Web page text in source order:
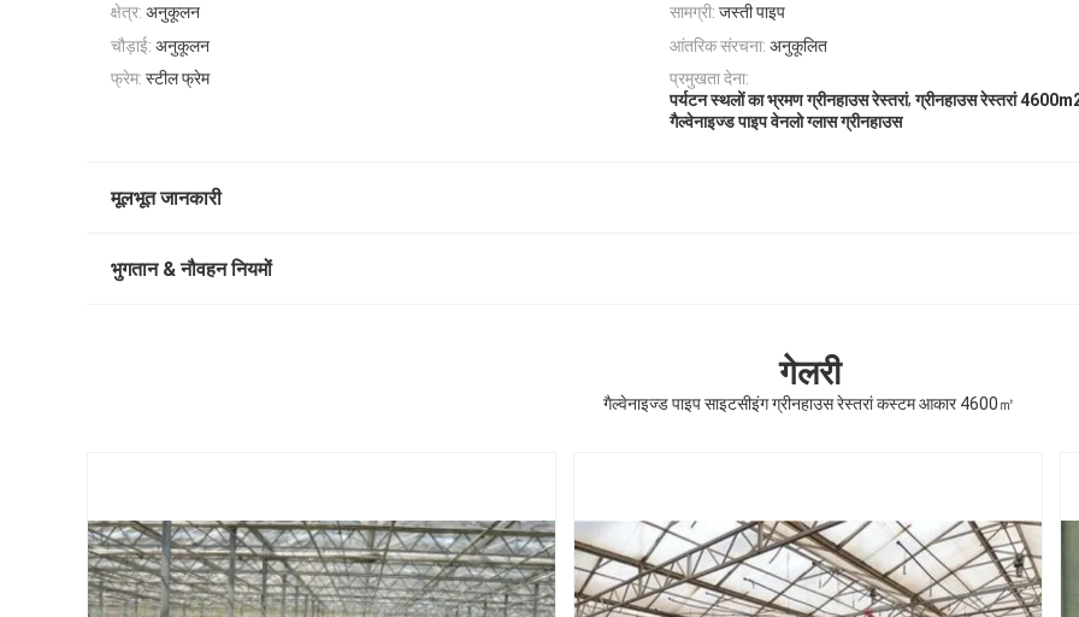
क्षेत्र: अनुकूलन सामग्री: जस्ती पाइप
चौड़ाई: अनुकूलन आंतरिक संरचना: अनुकूलित
फ्रेम: स्टील फ्रेम
प्रमुखता देना:
पर्यटन स्थलों का भ्रमण ग्रीनहाउस रेस्तरां,ग्रीनहाउस रेस्तरां
गैल्वेनाइज्ड पाइप वेनलो ग्लास ग्रीनहाउस
मूलभूत जानकारी
भुगतान & नौवहन नियमों
गेलरी
गैल्वेनाइज्ड पाइप साइटसीइंग ग्रीनहाउस रेस्तरां कस्टम आकार 4600㎡